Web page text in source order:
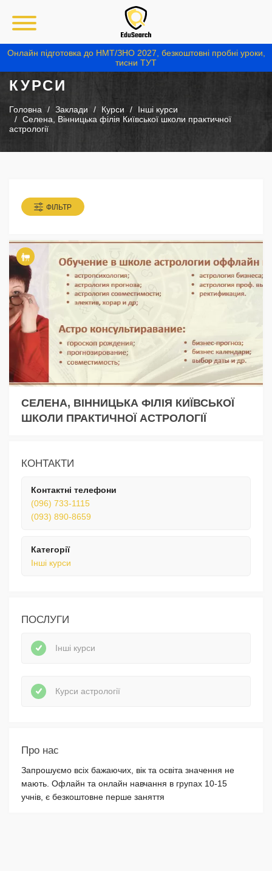
Онлайн підготовка до НМТ/ЗНО 2027, безкоштовні пробні уроки,
тисни ТУТ
КУРСИ
Головна Заклади Курси
Інші курси
Селена, Вінницька філія Київської школи практичної
астрології
ФІЛЬТР
СЕЛЕНА, ВІННИЦЬКА ФІЛІЯ КИЇВСЬКОЇ
ШКОЛИ ПРАКТИЧНОЇ АСТРОЛОГІЇ
КОНТАКТИ
Контактні телефони
(096) 733-1115
(093) 890-8659
Категорії
Інші курси
ПОСЛУГИ
Інші курси
Курси астрології
Про нас
Запрошуємо всіх бажаючих, вік та освіта значення не
мають. Офлайн та онлайн навчання в групах 10-15
учнів, є безкоштовне перше заняття